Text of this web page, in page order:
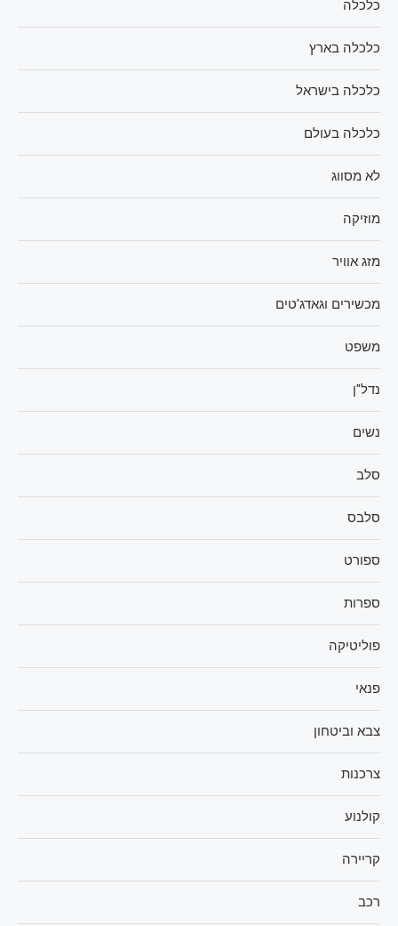
כלכלה
כלכלה בארץ
כלכלה בישראל
כלכלה בעולם
לא מסווג
מוזיקה
מזג אוויר
מכשירים וגאדג'טים
משפט
נדל"ן
נשים
סלב
סלבס
ספורט
ספרות
פוליטיקה
פנאי
צבא וביטחון
צרכנות
קולנוע
קריירה
רכב